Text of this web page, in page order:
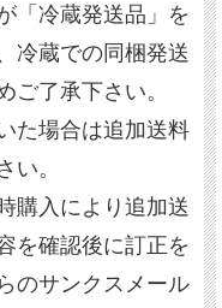
「冷蔵発送品」を
冷蔵での同梱発送
ご了承下さい。
た場合は追加送料
い。
購入により追加送
を確認後に訂正を
のサンクスメール